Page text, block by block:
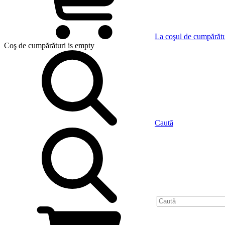
La coşul de
Coş de cumpărături is empty
Caută